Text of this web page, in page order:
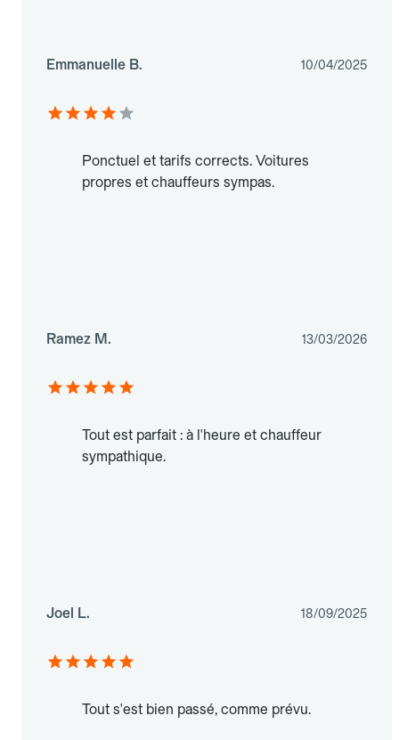
Emmanuelle B. 10/04/2025
Ponctuel et tarifs corrects. Voitures
propres et chauffeurs sympas.
Ramez M. 13/03/2026
Tout est parfait : à l'heure et chauffeur
sympathique.
Joel L. 18/09/2025
Tout s'est bien passé, comme prévu.